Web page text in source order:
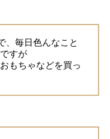
、毎日色んなこと
すが
もちゃなどを買っ